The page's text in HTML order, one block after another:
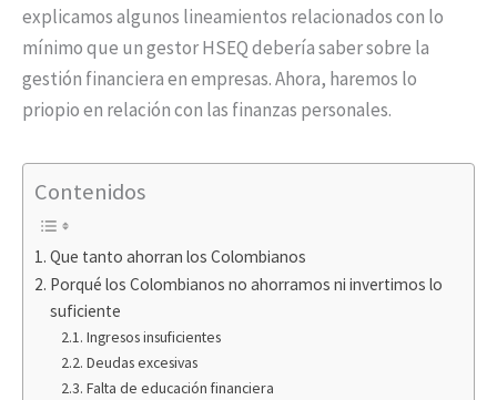
explicamos algunos lineamientos relacionados con lo
mínimo que un gestor HSEQ debería saber sobre la
gestión financiera en empresas. Ahora, haremos lo
priopio en relación con las finanzas personales.
Contenidos
Que tanto ahorran los Colombianos
Porqué los Colombianos no ahorramos ni invertimos lo
suficiente
Ingresos insuficientes
Deudas excesivas
Falta de educación financiera